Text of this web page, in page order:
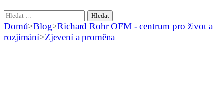
Vyhledávání
Domů>Blog>Richard Rohr OFM - centrum pro život a
rozjímání>Zjevení a proměna